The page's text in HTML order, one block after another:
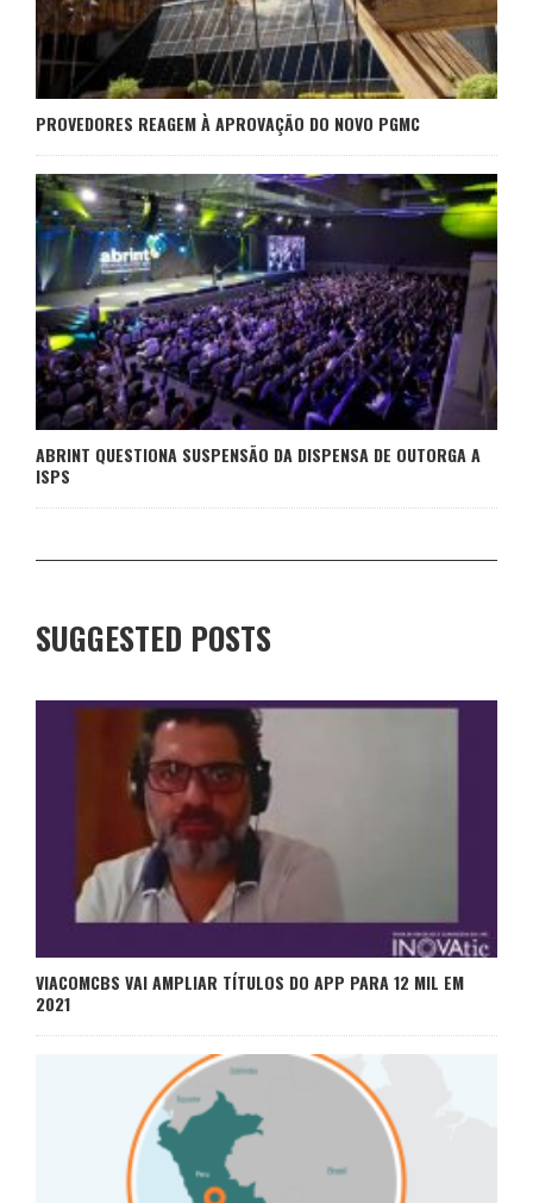
PROVEDORES REAGEM À APROVAÇÃO DO NOVO PGMC
ABRINT QUESTIONA SUSPENSÃO DA DISPENSA DE OUTORGA A
ISPS
SUGGESTED POSTS
VIACOMCBS VAI AMPLIAR TÍTULOS DO APP PARA 12 MIL EM
2021